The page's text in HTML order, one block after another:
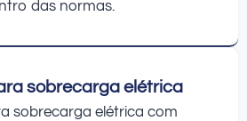
das normas.
sobrecarga elétrica
sobrecarga elétrica com